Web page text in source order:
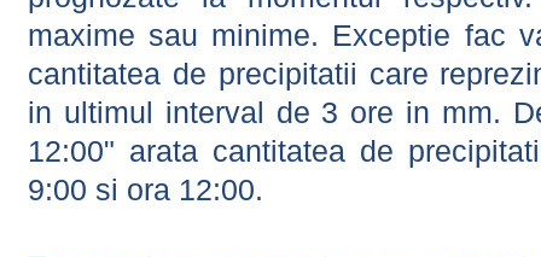
maxime sau minime. Exceptie fac
cantitatea de precipitatii care
in ultimul interval de 3 ore in mm.
12:00" arata cantitatea de
9:00 si ora 12:00.